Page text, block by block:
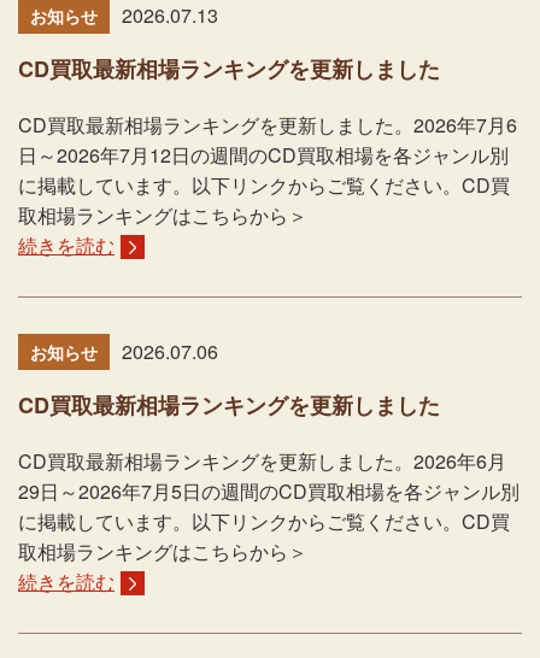
お知らせ 2026.07.13
CD買取最新相場ランキングを更新しました
CD買取最新相場ランキングを更新しました。2026年7月6
日～2026年7月12日の週間のCD買取相場を各ジャンル別
に掲載しています。以下リンクからご覧ください。CD買
取相場ランキングはこちらから＞
続きを読む
お知らせ 2026.07.06
CD買取最新相場ランキングを更新しました
CD買取最新相場ランキングを更新しました。2026年6月
29日～2026年7月5日の週間のCD買取相場を各ジャンル別
に掲載しています。以下リンクからご覧ください。CD買
取相場ランキングはこちらから＞
続きを読む